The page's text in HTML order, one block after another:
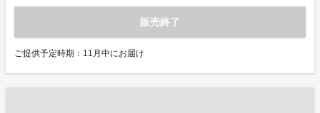
販売終了
ご提供予定時期：11月中にお届け